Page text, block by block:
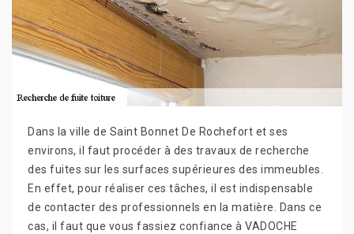
Dans la ville de Saint Bonnet De Rochefort et ses
environs, il faut procéder à des travaux de recherche
des fuites sur les surfaces supérieures des immeubles.
En effet, pour réaliser ces tâches, il est indispensable
de contacter des professionnels en la matière. Dans ce
cas, il faut que vous fassiez confiance à VADOCHE